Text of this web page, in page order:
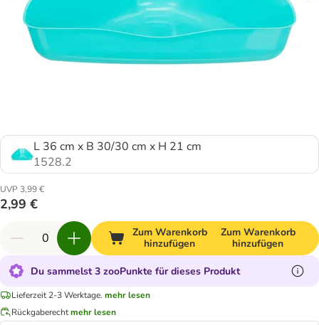
L 36 cm x B 30/30 cm x H 21 cm
1528.2
UVP 3,99 €
2,99 €
Zum Warenkorb
hinzufügen
Zum Warenkorb
hinzufügen
Du sammelst 3 zooPunkte für dieses Produkt
Lieferzeit 2-3 Werktage. mehr lesen
Rückgaberechtmehr lesen